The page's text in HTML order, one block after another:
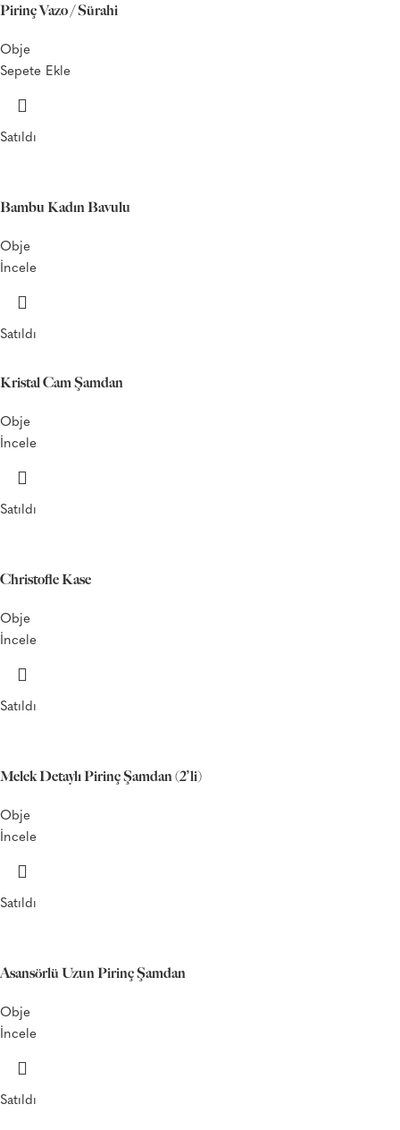
Pirinç Vazo / Sürahi
Obje
Sepete Ekle
Satıldı
Bambu Kadın Bavulu
Obje
İncele
Satıldı
Kristal Cam Şamdan
Obje
İncele
Satıldı
Christofle Kase
Obje
İncele
Satıldı
Melek Detaylı Pirinç Şamdan (2’li)
Obje
İncele
Satıldı
Asansörlü Uzun Pirinç Şamdan
Obje
İncele
Satıldı